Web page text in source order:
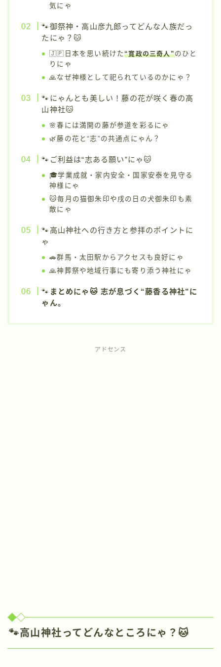
気にゃ
🐾御祭神・高山彦九郎ってどんな人族だっ
たにゃ？🐱
🇯🇵日本を思い続けた“寛政の三奇人”のひと
りにゃ
🙏なぜ神様として祀られているのかにゃ？
🐾にゃんとも美しい！藤の花が咲く春の高
山神社🐱
🌸春には満開の藤が参道を彩るにゃ
🌿藤の花と“志”の共通点にゃん？
🐾ご利益は“志ある願い”にゃ🐱
🎓学業成就・家内安全・国家安泰を見守る
神様にゃ
🐱毎月の猫御朱印や戌の日の犬御朱印も素
敵にゃ
🐾高山神社への行き方と参拝のポイントに
ゃ
🚗群馬・太田駅からアクセスも良好にゃ
🙏神葬祭や地域行事にも寄り添う神社にゃ
🐾 まとめにゃ🐱 志が息づく“藤香る神社”に
ゃん。
アドセンス
🐾高山神社ってどんなところにゃ？🐱